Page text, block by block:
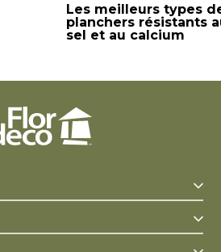
Les meilleurs types
planchers résistants
sel et au calcium